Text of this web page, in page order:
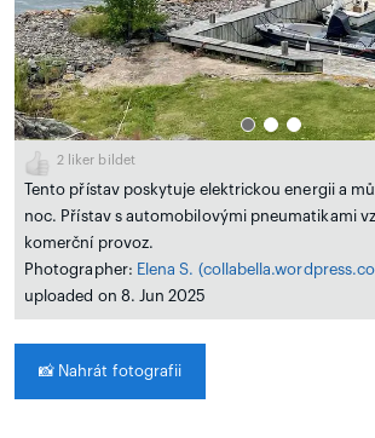
2 liker bildet
Tento přístav poskytuje elektrickou energii a
noc. Přístav s automobilovými pneumatikami
komerční provoz.
Photographer: Elena S.
uploaded on 8. Jun 2025
📸 Nahrát fotografii